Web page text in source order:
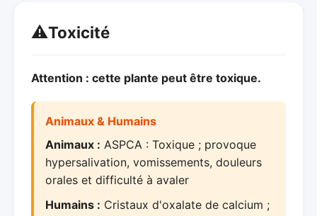
⚠️Toxicité
Attention : cette plante peut être toxique.
Animaux & Humains
Animaux : ASPCA : Toxique ; provoque
hypersalivation, vomissements, douleurs
orales et difficulté à avaler
Humains : Cristaux d'oxalate de calcium ;